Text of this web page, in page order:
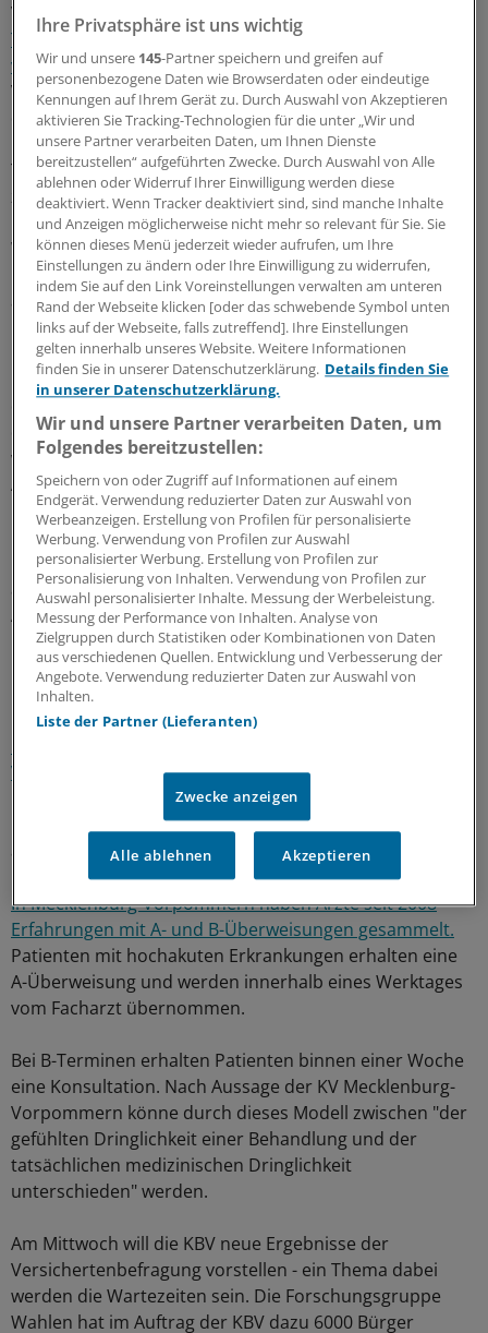
Vier-Wochen-Frist im Raum. Noch im Juni war die
Thüringen beim Bundesgesundheitsministerium
vergeblich mit dem Vorschlag aufgelaufen, die zeitliche
Vorgabe für einen Termin beim Facharzt solle nur "in
der Regel" gelten.
Teil des Problems ist auch die geteilte Wahrnehmung
zwischen KV-Vertretern einerseits und Politikern und
Kassenvertretern andererseits, wie ausgeprägt
Wartezeiten überhaupt sind. Gesundheitsminister
Hermann Gröhe ist in Interviews einer klaren Antwort
ausgewichen und hat die Datenlage als "uneinheitlich"
bezeichnet.
Der KBV-Vorsitzende Dr. Andreas Gassen sagte der dpa,
dass zwei Drittel der Patienten bisher binnen zwei bis
drei Tagen einen Termin bei ihrem Wunscharzt erhalten
würden. Erfolge hingegen eine Verteilung der
Arzttermine künftig "rigide" über eine Servicestelle,
"dann ist die freie Arztwahl plötzlich weg".
Die langsame Rückzugsbewegung der Koalition dürfte
auch dadurch motiviert sein, dass seitens der
Ärzteschaft heterogene Signale kommen. Ärzte-
Präsident Professor Frank Ulrich Montgomery hatte
bereits Ende des Jahres das Instrument der
Expressüberweisung in die Diskussion gebracht.
Vorschlag als "untaugliches Instrument" ab.
Expressüberweisungen schafften neue Bürokratie und
könnten Konflikte zwischen Ärzten und Patienten
auslösen.
In Mecklenburg-Vorpommern haben Ärzte seit 2008
Erfahrungen mit A- und B-Überweisungen gesammelt.
Patienten mit hochakuten Erkrankungen erhalten eine
A-Überweisung und werden innerhalb eines Werktages
vom Facharzt übernommen.
Bei B-Terminen erhalten Patienten binnen einer Woche
eine Konsultation. Nach Aussage der KV Mecklenburg-
Vorpommern könne durch dieses Modell zwischen "der
gefühlten Dringlichkeit einer Behandlung und der
tatsächlichen medizinischen Dringlichkeit
unterschieden" werden.
Am Mittwoch will die KBV neue Ergebnisse der
Versichertenbefragung vorstellen - ein Thema dabei
werden die Wartezeiten sein. Die Forschungsgruppe
Wahlen hat im Auftrag der KBV dazu 6000 Bürger
Ihre Privatsphäre ist uns wichtig
Wir und unsere 145-Partner speichern und greifen auf
personenbezogene Daten wie Browserdaten oder eindeutige
Kennungen auf Ihrem Gerät zu. Durch Auswahl von Akzeptieren
aktivieren Sie Tracking-Technologien für die unter „Wir und
unsere Partner verarbeiten Daten, um Ihnen Dienste
bereitzustellen“ aufgeführten Zwecke. Durch Auswahl von Alle
ablehnen oder Widerruf Ihrer Einwilligung werden diese
deaktiviert. Wenn Tracker deaktiviert sind, sind manche Inhalte
und Anzeigen möglicherweise nicht mehr so relevant für Sie. Sie
können dieses Menü jederzeit wieder aufrufen, um Ihre
Einstellungen zu ändern oder Ihre Einwilligung zu widerrufen,
indem Sie auf den Link Voreinstellungen verwalten am unteren
Rand der Webseite klicken [oder das schwebende Symbol unten
links auf der Webseite, falls zutreffend]. Ihre Einstellungen
gelten innerhalb unseres Website. Weitere Informationen
finden Sie in unserer Datenschutzerklärung. Details finden Sie
in unserer Datenschutzerklärung.
Wir und unsere Partner verarbeiten Daten, um
Folgendes bereitzustellen:
Speichern von oder Zugriff auf Informationen auf einem
Endgerät. Verwendung reduzierter Daten zur Auswahl von
Werbeanzeigen. Erstellung von Profilen für personalisierte
Werbung. Verwendung von Profilen zur Auswahl
personalisierter Werbung. Erstellung von Profilen zur
Personalisierung von Inhalten. Verwendung von Profilen zur
Auswahl personalisierter Inhalte. Messung der Werbeleistung.
Messung der Performance von Inhalten. Analyse von
Zielgruppen durch Statistiken oder Kombinationen von Daten
aus verschiedenen Quellen. Entwicklung und Verbesserung der
Angebote. Verwendung reduzierter Daten zur Auswahl von
Inhalten.
Liste der Partner (Lieferanten)
Zwecke anzeigen
Alle ablehnen Akzeptieren